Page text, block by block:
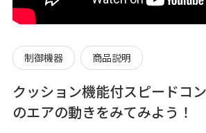
制御機器 商品説明
クッション機能付スピードコ
のエアの動きをみてみよう！